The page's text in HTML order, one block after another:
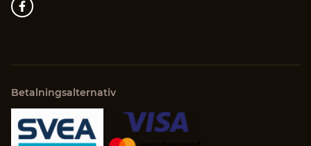
Betalningsalternativ